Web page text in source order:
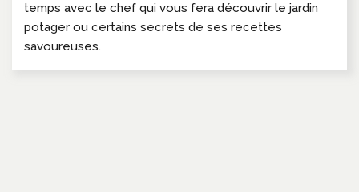
temps avec le chef qui vous fera découvrir le jardin
potager ou certains secrets de ses recettes
savoureuses.